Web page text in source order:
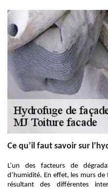
Ce qu’il faut savoir sur
L’un des facteurs de
d’humidité. En effet, les murs
résultant des différentes